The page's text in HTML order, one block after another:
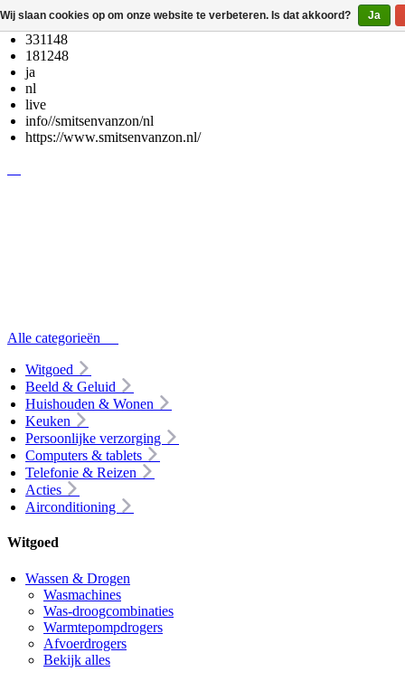
331148
181248
ja
nl
live
info//smitsenvanzon/nl
https://www.smitsenvanzon.nl/
Alle categorieën
Witgoed
Beeld & Geluid
Huishouden & Wonen
Keuken
Persoonlijke verzorging
Computers & tablets
Telefonie & Reizen
Acties
Airconditioning
Witgoed
Wassen & Drogen
Wasmachines
Was-droogcombinaties
Warmtepompdrogers
Afvoerdrogers
Bekijk alles
Wij slaan cookies op om onze website te verbeteren. Is dat akkoord? Ja